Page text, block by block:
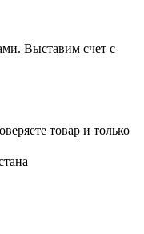
Выставим счет с
товар и только